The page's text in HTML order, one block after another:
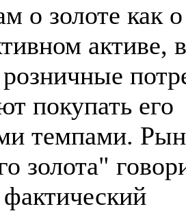
о золоте как
активе,
покупать его
темпами.
золота"